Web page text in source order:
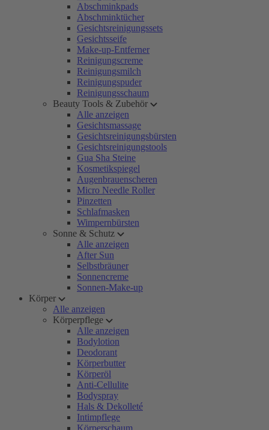
Abschminkpads
Abschminktücher
Gesichtsreinigungssets
Gesichtsseife
Make-up-Entferner
Reinigungscreme
Reinigungsmilch
Reinigungspuder
Reinigungsschaum
Beauty Tools & Zubehör
Alle anzeigen
Gesichtsmassage
Gesichtsreinigungsbürsten
Gesichtsreinigungstools
Gua Sha Steine
Kosmetikspiegel
Augenbrauenscheren
Micro Needle Roller
Pinzetten
Schlafmasken
Wimpernbürsten
Sonne & Schutz
Alle anzeigen
After Sun
Selbstbräuner
Sonnencreme
Sonnen-Make-up
Körper
Alle anzeigen
Körperpflege
Alle anzeigen
Bodylotion
Deodorant
Körperbutter
Körperöl
Anti-Cellulite
Bodyspray
Hals & Dekolleté
Intimpflege
Körperschaum